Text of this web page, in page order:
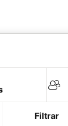
Filtrar